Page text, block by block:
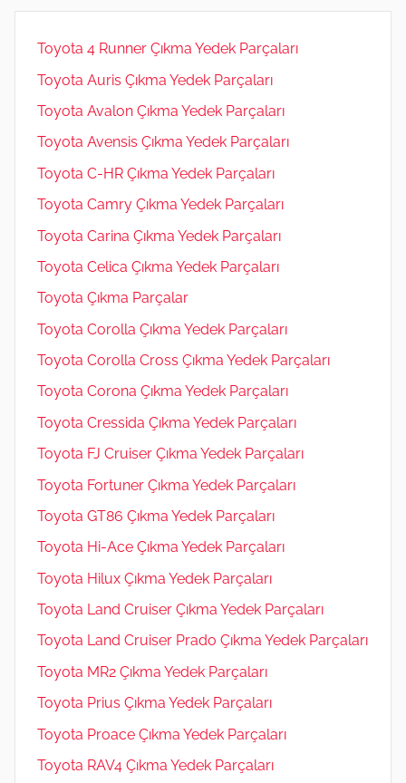
Toyota 4 Runner Çıkma Yedek Parçaları
Toyota Auris Çıkma Yedek Parçaları
Toyota Avalon Çıkma Yedek Parçaları
Toyota Avensis Çıkma Yedek Parçaları
Toyota C-HR Çıkma Yedek Parçaları
Toyota Camry Çıkma Yedek Parçaları
Toyota Carina Çıkma Yedek Parçaları
Toyota Celica Çıkma Yedek Parçaları
Toyota Çıkma Parçalar
Toyota Corolla Çıkma Yedek Parçaları
Toyota Corolla Cross Çıkma Yedek Parçaları
Toyota Corona Çıkma Yedek Parçaları
Toyota Cressida Çıkma Yedek Parçaları
Toyota FJ Cruiser Çıkma Yedek Parçaları
Toyota Fortuner Çıkma Yedek Parçaları
Toyota GT86 Çıkma Yedek Parçaları
Toyota Hi-Ace Çıkma Yedek Parçaları
Toyota Hilux Çıkma Yedek Parçaları
Toyota Land Cruiser Çıkma Yedek Parçaları
Toyota Land Cruiser Prado Çıkma Yedek Parçaları
Toyota MR2 Çıkma Yedek Parçaları
Toyota Prius Çıkma Yedek Parçaları
Toyota Proace Çıkma Yedek Parçaları
Toyota RAV4 Çıkma Yedek Parçaları